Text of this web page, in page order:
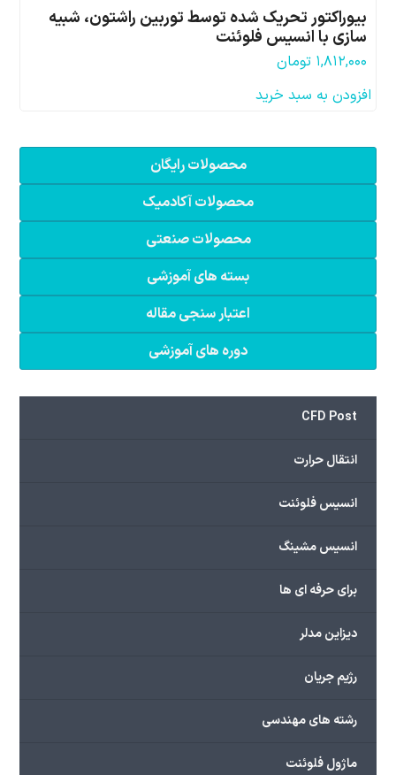
بیوراکتور تحریک شده توسط توربین راشتون، شبیه
سازی با انسیس فلوئنت
۱,۸۱۲,۰۰۰ تومان
افزودن به سبد خرید
محصولات رایگان
محصولات آکادمیک
محصولات صنعتی
بسته های آموزشی
اعتبار سنجی مقاله
دوره های آموزشی
CFD Post
انتقال حرارت
انسیس فلوئنت
انسیس مشینگ
برای حرفه ای ها
دیزاین مدلر
رژیم جریان
رشته های مهندسی
ماژول فلوئنت